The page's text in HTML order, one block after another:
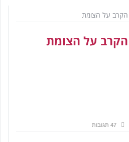
הקרב על הצומת
הקרב על הצומת
47 תגובות